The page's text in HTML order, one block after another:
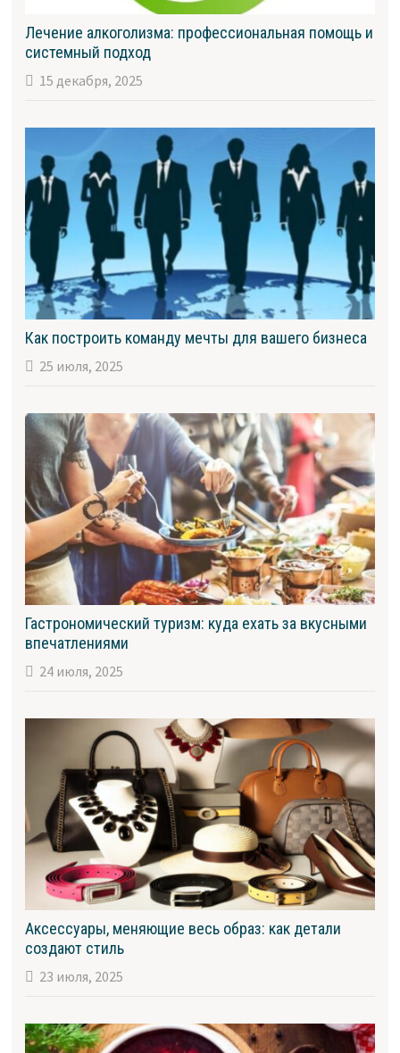
Лечение алкоголизма: профессиональная помощь и
системный подход
15 декабря, 2025
Как построить команду мечты для вашего бизнеса
25 июля, 2025
Гастрономический туризм: куда ехать за вкусными
впечатлениями
24 июля, 2025
Аксессуары, меняющие весь образ: как детали
создают стиль
23 июля, 2025